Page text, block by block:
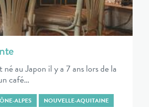
au Japon il y a 7 ans lors de la
café…
ALPES
NOUVELLE-AQUITAINE